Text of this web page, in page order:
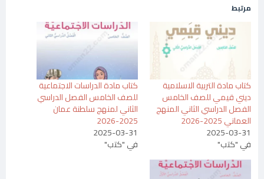
مرتبط
كتاب مادة التربية الاسلامية
ديني قيمي للصف الخامس
الفصل الدراسي الثاني المنهج
العماني 2025-2026
2025-03-31
في "كتب"
كتاب مادة الدراسات الاجتماعية
للصف الخامس الفصل الدراسي
الثاني لمنهج سلطنة عمان
2025-2026
2025-03-31
في "كتب"